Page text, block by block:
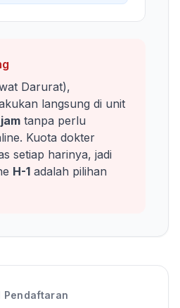
Darurat),
langsung di unit
tanpa perlu
Kuota dokter
setiap harinya, jadi
H-1 adalah pilihan
Pendaftaran